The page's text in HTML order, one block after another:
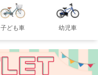
子ども車 幼児車